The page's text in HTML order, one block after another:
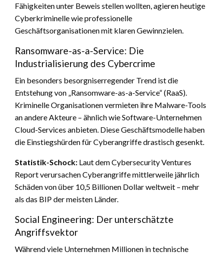
Fähigkeiten unter Beweis stellen wollten, agieren heutige
Cyberkriminelle wie professionelle
Geschäftsorganisationen mit klaren Gewinnzielen.
Ransomware-as-a-Service: Die
Industrialisierung des Cybercrime
Ein besonders besorgniserregender Trend ist die
Entstehung von „Ransomware-as-a-Service“ (RaaS).
Kriminelle Organisationen vermieten ihre Malware-Tools
an andere Akteure – ähnlich wie Software-Unternehmen
Cloud-Services anbieten. Diese Geschäftsmodelle haben
die Einstiegshürden für Cyberangriffe drastisch gesenkt.
Statistik-Schock: Laut dem Cybersecurity Ventures
Report verursachen Cyberangriffe mittlerweile jährlich
Schäden von über 10,5 Billionen Dollar weltweit – mehr
als das BIP der meisten Länder.
Social Engineering: Der unterschätzte
Angriffsvektor
Während viele Unternehmen Millionen in technische